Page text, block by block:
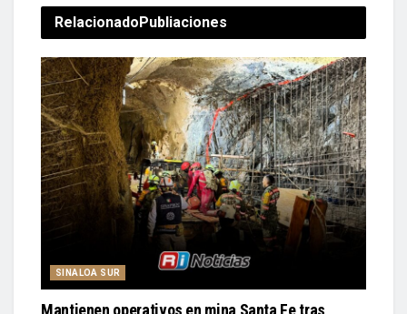
RelacionadoPubliaciones
SINALOA SUR
Mantienen operativos en mina Santa Fe tras